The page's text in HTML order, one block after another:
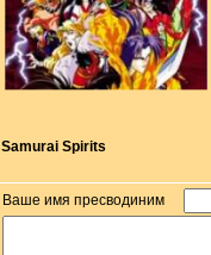
Samurai Spirits
Ваше имя пресводиним